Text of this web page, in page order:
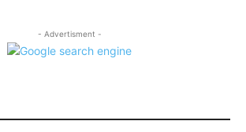
- Advertisment -